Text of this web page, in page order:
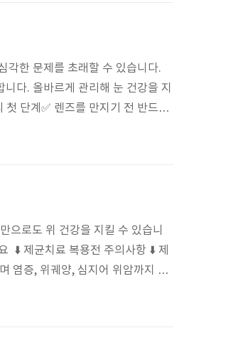
각한 문제를 초래할 수 있습니다.
다. 올바르게 관리해 눈 건강을 지
단계✅ 렌즈를 만지기 전 반드시
.알코올 소독제나 물티슈는 사용
으로도 위 건강을 지킬 수 있습니
⬇️ 제균치료 복용전 주의사항 ⬇️ 제
염증, 위궤양, 심지어 위암까지 유
반이 감염 경험이 있을 정도로 흔